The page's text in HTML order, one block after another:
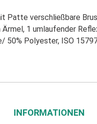
Patte verschließbare
1 umlaufender
50% Polyester, ISO
INFORMATIONEN